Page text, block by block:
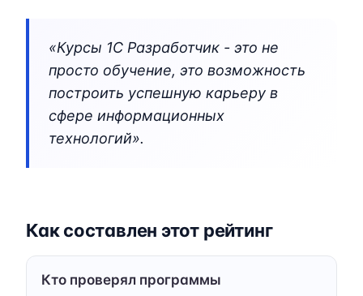
«Курсы 1C Разработчик - это не
просто обучение, это возможность
построить успешную карьеру в
сфере информационных
технологий».
Как составлен этот рейтинг
Кто проверял программы